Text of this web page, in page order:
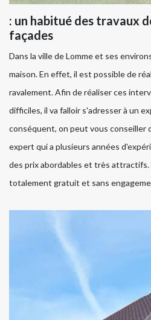
: un habitué des travaux
façades
Dans la ville de Lomme et ses
maison. En effet, il est possible de
ravalement. Afin de réaliser ces
difficiles, il va falloir s'adresser à un
conséquent, on peut vous conseiller
expert qui a plusieurs années
des prix abordables et très attractifs.
totalement gratuit et sans